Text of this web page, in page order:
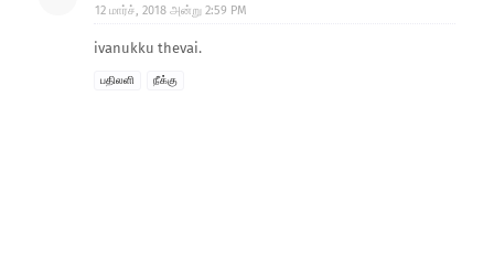
12 மார்ச், 2018 அன்று 2:59 PM
ivanukku thevai.
பதிலளி நீக்கு